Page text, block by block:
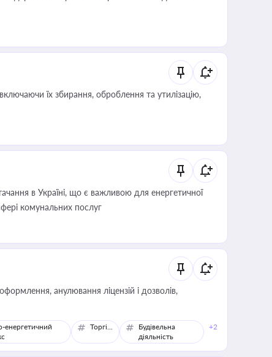
їх збирання, оброблення та утилізацію,
в Україні, що є важливою для енергетичної
комунальних послуг
анулювання ліцензій і дозволів,
енергетичний
Торгівля
Будівельна
діяльність
+2